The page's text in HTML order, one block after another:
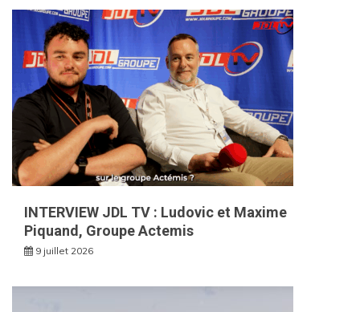
INTERVIEW JDL TV : Ludovic et Maxime
Piquand, Groupe Actemis
9 juillet 2026